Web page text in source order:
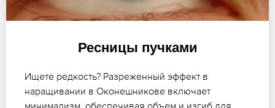
Ресницы пучками
Ищете редкость? Разреженный эффект в
наращивании в Оконешникове включает
минимализм, обеспечивая объем и изгиб для